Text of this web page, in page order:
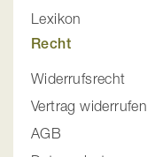
Lexikon
Recht
Widerrufsrecht
Vertrag widerrufen
AGB